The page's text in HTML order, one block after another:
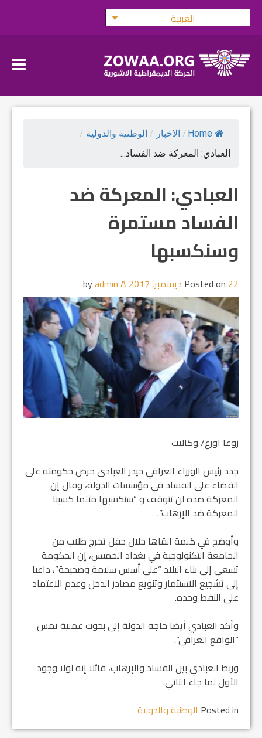
Skip
العربية
Home
/ الاخبار / الوطنية والدولية /
العبادي: المعركة ضد الفساد...
العبادي: المعركة ضد
الفساد مستمرة
وسنكسبها
Posted on 22 ديسمبر, 2017 admin A
زوعا اورغ/ وكالات
جدد رئيس الوزراء العراقي حيدر العبادي حرص حكومته على
القضاء على الفساد في مؤسسات الدولة، وقال إن
المعركة ضده لن تتوقف و “سنكسبها مثلما كسبنا
المعركة ضد الإرهاب”.
وأوضح في كلمة القاها خلال حفل تخرج طلاب من
الجامعة التكنولوجية في بغداد الخميس، إن الحكومة
تسعى إلى بناء البلاد “على أسس سليمة وصحيحة”، داعيا
إلى تشجيع الاستثمار وتنويع مصادر الدخل وعدم الاعتماد
على النفط وحده.
وأكد العبادي أيضا حاجة الدولة إلى بحوث عملية تمس
“الواقع العراقي”.
وربط العبادي بين الفساد والإرهاب، قائلا إنه لولا وجود
الأول لما جاء الثاني.
Posted in الوطنية والدولية